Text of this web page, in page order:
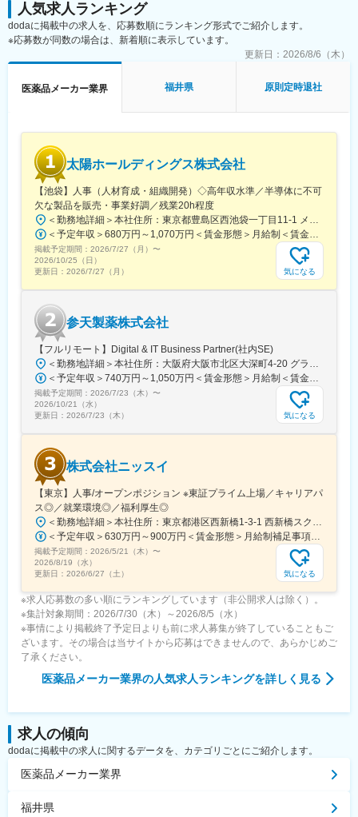
韓国セルトリオングループは、韓国株式市場KOSPIに上市してい
るバイオ医薬品を開発・製造する企業の中で、常に時価総額が
Top5のバイオ医薬品の開発及び製造技術に注力しているグループ
ミラー＊を含めたバイオ医薬品を日本で販売するため、セルトリ
を販売しており、今後もパイプラインを拡大していきます。
きながら、会社・個人共に成長して行くメンバーを今回募集致し
ます。
＊バイオシミラー：先行バイオ医薬品と同等/同質の品質、安全性
および有効性を有し、異なる製造販売業者により開発される医薬
品。
■事業の特徴：
高齢化社会が進行するなか、医療費の削減は喫緊の課題であり、
開発から臨床試験、規制関連業務、製造、流通まで、バイオ医薬
品事業の全プロセスに対応するワンストップソリューションを提
供することで、世界中の患者様にバイオ医薬品の新しい治療の選
択肢をお届けしています。
変更の範囲：会社の定める業務
人気求人ランキング
dodaに掲載中の求人を、応募数順にランキング形式でご紹介します。
※応募数が同数の場合は、新着順に表示しています。
更新日： 2026/8/6（木）
医薬品メーカー業界 福井県 原則定時退社
太陽ホールディングス株式会社
【池袋】人事（人材育成・組織開発）◇高年収水準／半導体に不可
欠な製品を販売・事業好調／残業20h程度
＜勤務地詳細＞本社住所：東京都豊島区西池袋一丁目11-1 メトロポリタンプラザビル16F勤務地最寄駅：各線／池袋駅受動喫煙対策：屋内全面禁煙変更の範囲：会社の定める事業所（リモートワーク含む）
＜予定年収＞680万円～1,070万円＜賃金形態＞月給制＜賃金内訳＞月額（基本給）：335,000円～530,000円＜月給＞335,000円～530,000円＜昇給有無＞有＜残業手当＞有＜給与補足＞※年収概算には想定残業時間20時間分を含む・2025年度 全社平均残業時間：20時間・残業代全額支給（管理監督職については対象外)・賞与6か月分（2025年度実績）賃金はあくまでも目安の金額であり、選考を通じて上下する可能性があります。月給(月額)は固定手当を含めた表記です。
掲載予定期間： 2026/7/27（月） 〜
2026/10/25（日）
更新日： 2026/7/27（月） 気になる
参天製薬株式会社
【フルリモート】Digital & IT Business Partner(社内SE)
＜勤務地詳細＞本社住所：大阪府大阪市北区大深町4-20 グランフロント大阪タワーA25F勤務地最寄駅：JR各線／大阪駅受動喫煙対策：屋内全面禁煙変更の範囲：会社の定める事業所（リモートワーク含む）
＜予定年収＞740万円～1,050万円＜賃金形態＞月給制＜賃金内訳＞月額（基本給）：540,000円～770,000円＜月給＞540,000円～770,000円＜昇給有無＞有＜残業手当＞有＜給与補足＞※経験・能力等を考慮の上、当社規定により決定します。■賞与：年1回支給■基本給改定：年1回（4月）賃金はあくまでも目安の金額であり、選考を通じて上下する可能性があります。月給(月額)は固定手当を含めた表記です。
掲載予定期間： 2026/7/23（木） 〜
2026/10/21（水）
更新日： 2026/7/23（木） 気になる
株式会社ニッスイ
【東京】人事/オープンポジション ※東証プライム上場／キャリアパ
ス◎／就業環境◎／福利厚生◎
＜勤務地詳細＞本社住所：東京都港区西新橋1-3-1 西新橋スクエア勤務地最寄駅：東京メトロ線／内幸町駅受動喫煙対策：屋内全面禁煙変更の範囲：会社の定める事業所（リモートワーク含む）
＜予定年収＞630万円～900万円＜賃金形態＞月給制補足事項なし＜賃金内訳＞月額（基本給）：330,000円～448,000円＜月給＞330,000円～448,000円＜昇給有無＞有＜残業手当＞有＜給与補足＞※給与詳細は、経験・経歴を考慮のうえ、決定します。■賞与：年2回（6月・12月）※2026年 度見込（ 6.0ヶ月）※時間外、法定外休日勤務をした場合は30%の割増手当支給法定休日勤務の場合は、35%の割増手当支給賃金はあくまでも目安の金額であり、選考を通じて上下する可能性があります。月給(月額)は固定手当を含めた表記です。
掲載予定期間： 2026/5/21（木） 〜
2026/8/19（水）
更新日： 2026/6/27（土） 気になる
※求人応募数の多い順にランキングしています（非公開求人は除く）。
※集計対象期間：2026/7/30（木）～2026/8/5（水）
※事情により掲載終了予定日よりも前に求人募集が終了していることもご
ざいます。その場合は当サイトから応募はできませんので、あらかじめご
了承ください。
医薬品メーカー業界の人気求人ランキングを詳しく見る
求人の傾向
dodaに掲載中の求人に関するデータを、カテゴリごとにご紹介します。
医薬品メーカー業界
福井県